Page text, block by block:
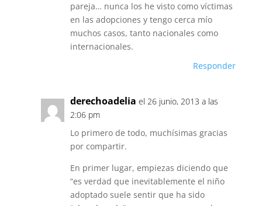
pareja… nunca los he visto como víctimas
en las adopciones y tengo cerca mío
muchos casos, tanto nacionales como
internacionales.
Responder
derechoadelia el 26 junio, 2013 a las
2:06 pm
Lo primero de todo, muchísimas gracias
por compartir.
En primer lugar, empiezas diciendo que
“es verdad que inevitablemente el niño
adoptado suele sentir que ha sido